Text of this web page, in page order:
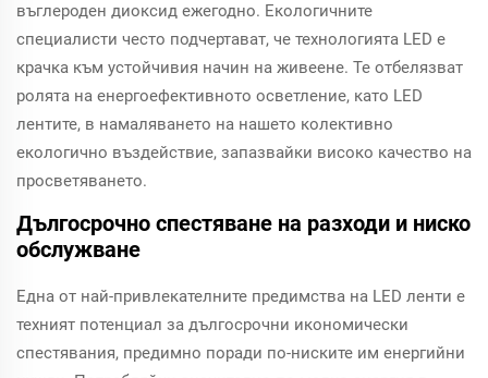
въглероден диоксид ежегодно. Екологичните
специалисти често подчертават, че технологията LED е
крачка към устойчивия начин на живеене. Те отбелязват
ролята на енергоефективното осветление, като LED
лентите, в намаляването на нашето колективно
екологично въздействие, запазвайки високо качество на
просветяването.
Дългосрочно спестяване на разходи и ниско
обслужване
Една от най-привлекателните предимства на LED ленти е
техният потенциал за дългосрочни икономически
спестявания, предимно поради по-ниските им енергийни